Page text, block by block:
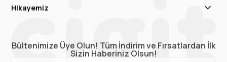
Hikayemiz
Bültenimize Üye Olun! Tüm İndirim ve Fırsatlardan İlk
Sizin Haberiniz Olsun!